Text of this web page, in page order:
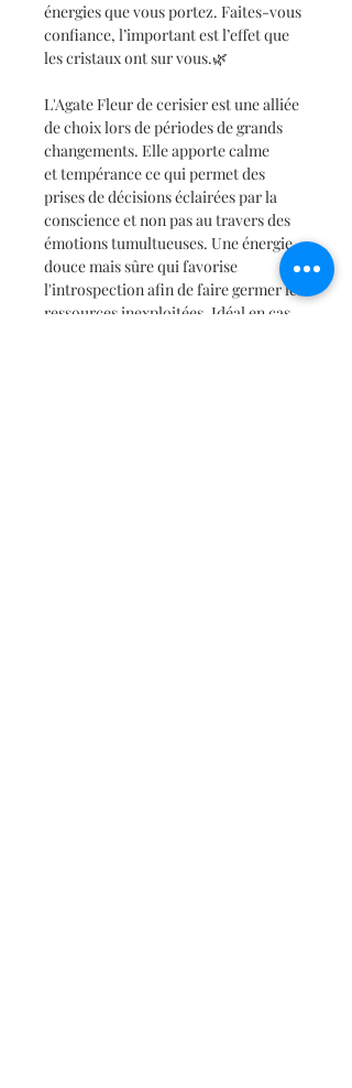
énergies que vous portez. Faites-vous
confiance, l’important est l’effet que
les cristaux ont sur vous.🌿
L'Agate Fleur de cerisier est une alliée
de choix lors de périodes de grands
changements. Elle apporte calme
et tempérance ce qui permet des
prises de décisions éclairées par la
conscience et non pas au travers des
émotions tumultueuses. Une énergie
douce mais sûre qui favorise
l'introspection afin de faire germer les
ressources inexploitées. Idéal en cas